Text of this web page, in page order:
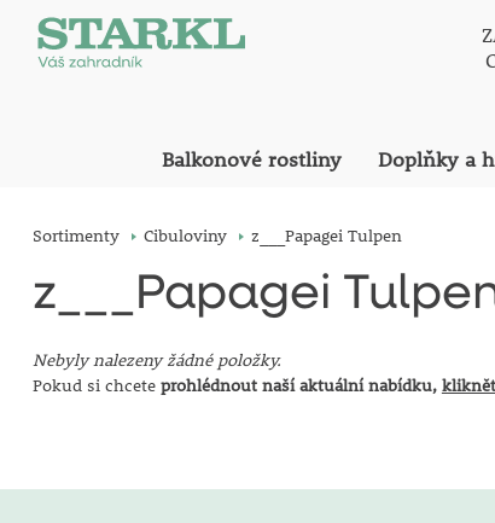
Balkonové rostliny Doplňky a
Sortimenty Cibuloviny z___Papagei Tulpen
z___Papagei
Nebyly nalezeny žádné položky.
Pokud si chcete prohlédnout naší aktuální nabídku,